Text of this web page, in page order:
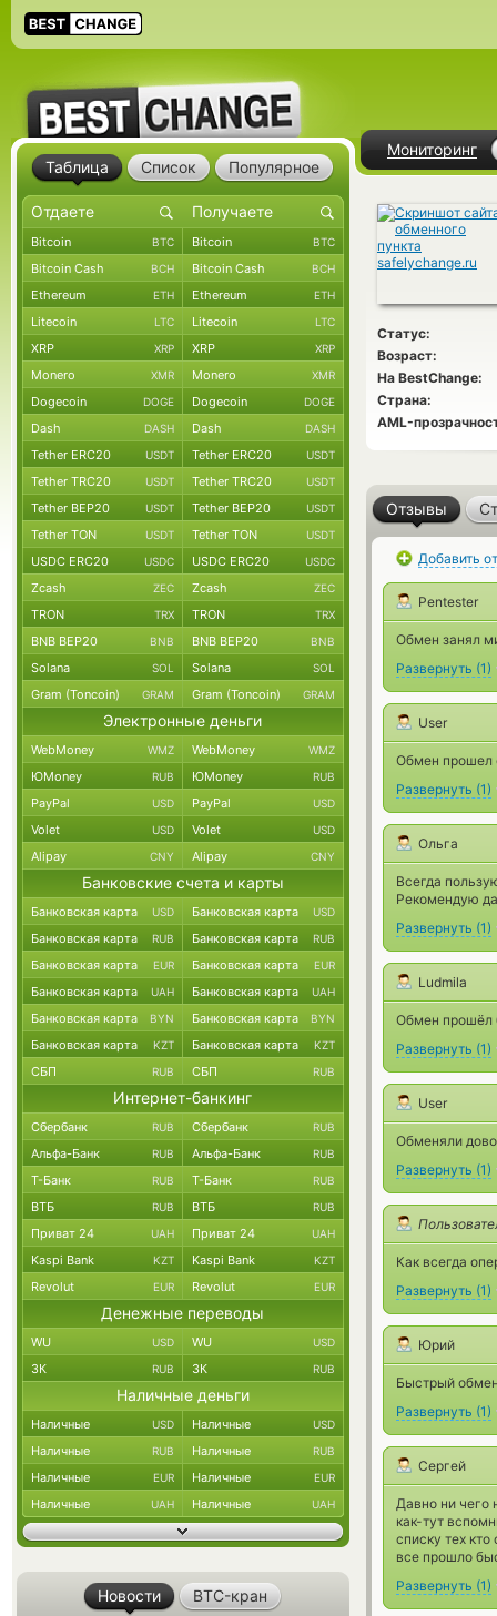
Мониторинг
Статус:
Возраст:
На BestChange:
Страна:
AML-
Отзывы
Добавить
Pentester
Обмен занял
Развернуть (1)
User
Обмен прошел
Развернуть (1)
Ольга
Всегда
Рекомендую
Развернуть (1)
Ludmila
Обмен прошёл
Развернуть (1)
User
Обменяли
Развернуть (1)
Как всегда
Развернуть (1)
Юрий
Быстрый
Развернуть (1)
Сергей
Давно ни чего
как-тут
списку тех
все прошло
Развернуть (1)
Таблица Список Популярное
Bitcoin BTC Bitcoin BTC
Bitcoin Cash BCH Bitcoin Cash BCH
Ethereum ETH Ethereum ETH
Litecoin LTC Litecoin LTC
XRP XRP XRP XRP
Monero XMR Monero XMR
Dogecoin DOGE Dogecoin DOGE
Dash DASH Dash DASH
Tether ERC20 USDT Tether ERC20 USDT
Tether TRC20 USDT Tether TRC20 USDT
Tether BEP20 USDT Tether BEP20 USDT
Tether TON USDT Tether TON USDT
USDC ERC20 USDC USDC ERC20 USDC
Zcash ZEC Zcash ZEC
TRON TRX TRON TRX
BNB BEP20 BNB BNB BEP20 BNB
Solana SOL Solana SOL
Gram (Toncoin) GRAM Gram (Toncoin) GRAM
Электронные деньги
WebMoney WMZ WebMoney WMZ
ЮMoney RUB ЮMoney RUB
PayPal USD PayPal USD
Volet USD Volet USD
Alipay CNY Alipay CNY
Банковские счета и карты
Банковская карта USD Банковская карта USD
Банковская карта RUB Банковская карта RUB
Банковская карта EUR Банковская карта EUR
Банковская карта UAH Банковская карта UAH
Банковская карта BYN Банковская карта BYN
Банковская карта KZT Банковская карта KZT
СБП RUB СБП RUB
Интернет-банкинг
Сбербанк RUB Сбербанк RUB
Альфа-Банк RUB Альфа-Банк RUB
Т-Банк RUB Т-Банк RUB
ВТБ RUB ВТБ RUB
Приват 24 UAH Приват 24 UAH
Kaspi Bank KZT Kaspi Bank KZT
Revolut EUR Revolut EUR
Денежные переводы
WU USD WU USD
ЗК RUB ЗК RUB
Наличные деньги
Наличные USD Наличные USD
Наличные RUB Наличные RUB
Наличные EUR Наличные EUR
Наличные UAH Наличные UAH
Новости BTC-кран